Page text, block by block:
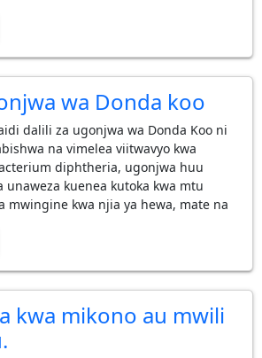
wa Donda koo
dalili za ugonjwa wa Donda Koo ni
na vimelea viitwavyo kwa
diphtheria, ugonjwa huu
unaweza kuenea kutoka kwa mtu
mwingine kwa njia ya hewa, mate na
kwa mikono au mwili